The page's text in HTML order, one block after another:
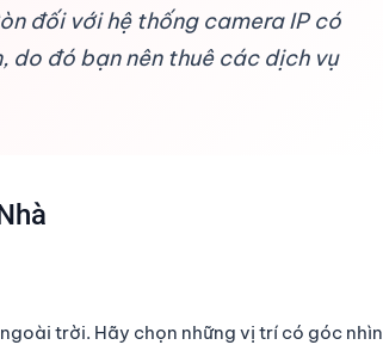
đối với hệ thống camera IP có
đó bạn nên thuê các dịch vụ
trời. Hãy chọn những vị trí có góc nhìn